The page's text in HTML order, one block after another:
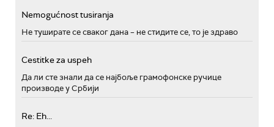
Nemogućnost tusiranja
Не туширате се сваког дана – не стидите се, то је здраво
Cestitke za uspeh
Да ли сте знали да се најбоље грамофонске ручице
производе у Србији
Re: Eh...